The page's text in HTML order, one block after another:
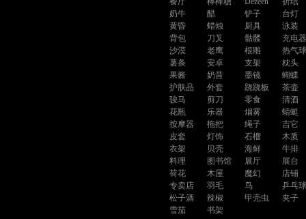
奶牛
醋 铲子
台灯
黄昏
蜡烛 厨具
泳装
背包
刀叉 骷髅
充电器
沙漠
老鹰 根雕
热气球
薯条
安卓 支架
枕头
果酱
奶昔 墨镜
蝴蝶
护肤品
外套 跷跷板
茶壶
骏马
剪刀 零食
清酒
花瓶
乐器 烟雾
蜻蜓
按摩器
拖把 绳子
吉它
皮套
灯饰 石榴
木质
衣架
贝壳 海鲜
牛排
料理
图书馆 展厅
展台
荷花
木屋 魔幻
店铺
专卖店
羽毛 鸟
乒乓球
松子酒
辣椒 甲壳虫
夹子
雪茄
书架